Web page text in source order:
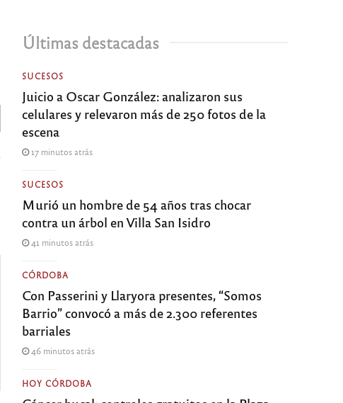
Últimas destacadas
SUCESOS
Juicio a Oscar González: analizaron sus
celulares y relevaron más de 250 fotos de la
escena
17 minutos atrás
SUCESOS
Murió un hombre de 54 años tras chocar
contra un árbol en Villa San Isidro
41 minutos atrás
CÓRDOBA
Con Passerini y Llaryora presentes, “Somos
Barrio” convocó a más de 2.300 referentes
barriales
46 minutos atrás
HOY CÓRDOBA